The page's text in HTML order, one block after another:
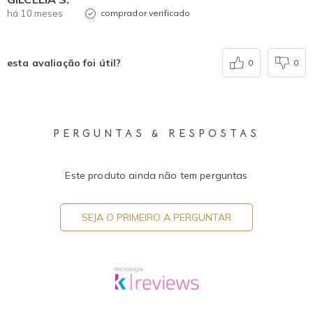
há 10 meses comprador verificado
esta avaliação foi útil? 0 0
PERGUNTAS & RESPOSTAS
Este produto ainda não tem perguntas
SEJA O PRIMEIRO A PERGUNTAR